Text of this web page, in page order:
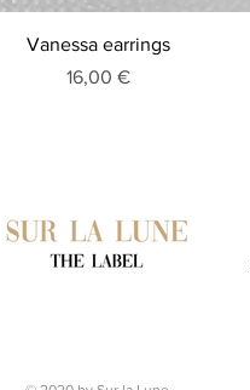
Schnellansicht
Vanessa earrings
Preis
16,00 €